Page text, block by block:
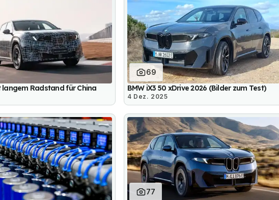
langem Radstand für China
69
BMW iX3 50 xDrive 2026 (Bilder zum Test)
4 Dez. 2025
77